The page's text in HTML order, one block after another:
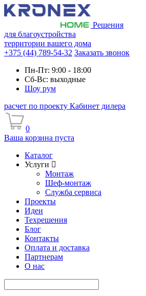
Решения
для благоустройства
территории вашего дома
+375 (44) 789-54-32 Заказать звонок
Пн-Пт: 9:00 - 18:00
Сб-Вс: выходные
Шоу рум
расчет по проекту Кабинет дилера
0
Ваша корзина пуста
Каталог
Услуги
Монтаж
Шеф-монтаж
Служба сервиса
Проекты
Идеи
Техрешения
Блог
Контакты
Оплата и доставка
Партнерам
О нас